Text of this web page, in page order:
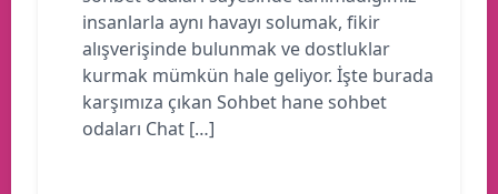
insanlarla aynı havayı solumak, fikir
alışverişinde bulunmak ve dostluklar
kurmak mümkün hale geliyor. İşte burada
karşımıza çıkan Sohbet hane sohbet
odaları Chat […]